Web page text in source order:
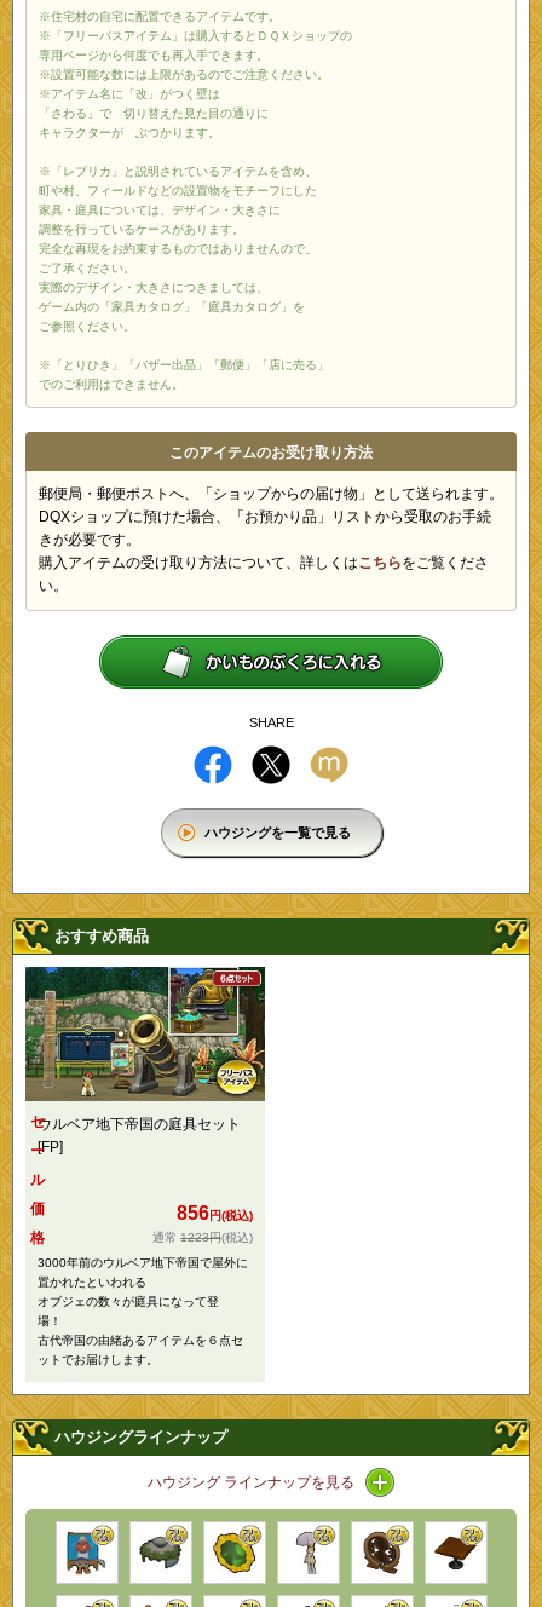
※住宅村の自宅に配置できるアイテムです。
※「フリーパスアイテム」は購入するとＤＱＸショップの
専用ページから何度でも再入手できます。
※設置可能な数には上限があるのでご注意ください。
※アイテム名に「改」がつく壁は
「さわる」で 切り替えた見た目の通りに
キャラクターが ぶつかります。
※「レプリカ」と説明されているアイテムを含め、
町や村、フィールドなどの設置物をモチーフにした
家具・庭具については、デザイン・大きさに
調整を行っているケースがあります。
完全な再現をお約束するものではありませんので、
ご了承ください。
実際のデザイン・大きさにつきましては、
ゲーム内の「家具カタログ」「庭具カタログ」を
ご参照ください。
※「とりひき」「バザー出品」「郵便」「店に売る」
でのご利用はできません。
このアイテムのお受け取り方法
郵便局・郵便ポストへ、「ショップからの届け物」として送られます。
DQXショップに預けた場合、「お預かり品」リストから受取のお手続
きが必要です。
購入アイテムの受け取り方法について、詳しくはこちらをご覧くださ
い。
SHARE
ハウジングを一覧で見る
おすすめ商品
ウルベア地下帝国の庭具セット
[FP]
セ
ー
ル
価
格
856円(税込)
1223円(税込)
3000年前のウルベア地下帝国で屋外に
置かれたといわれる
オブジェの数々が庭具になって登
場！
古代帝国の由緒あるアイテムを６点セ
ットでお届けします。
ハウジングラインナップ
ハウジング ラインナップを見る アイコン / ラインナ